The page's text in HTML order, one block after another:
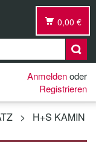
0,00 €
Anmeldenoder
Registrieren
>
H+S KAMIN